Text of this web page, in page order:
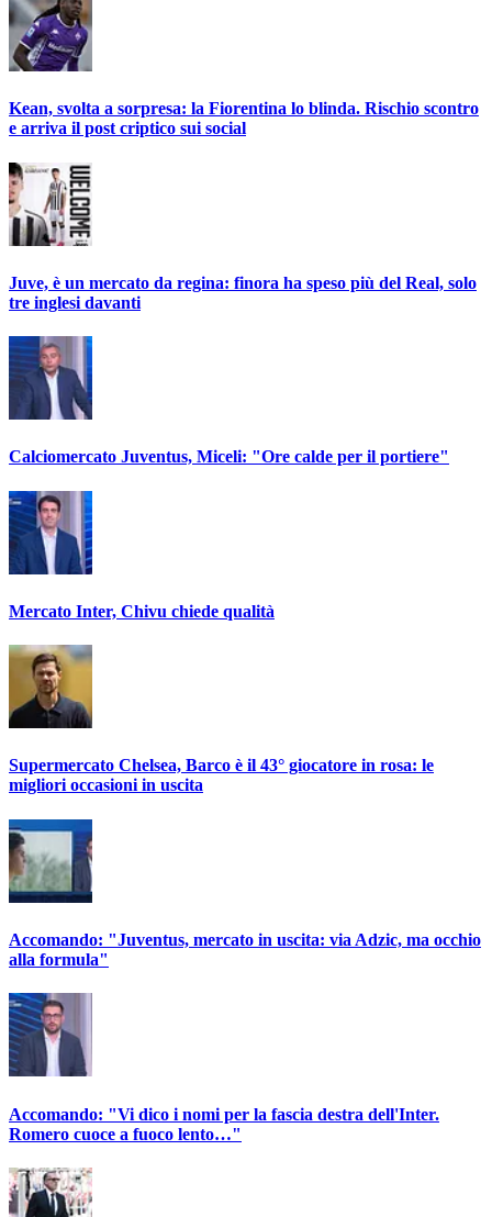
Kean, svolta a sorpresa: la Fiorentina lo blinda. Rischio scontro
e arriva il post criptico sui social
Juve, è un mercato da regina: finora ha speso più del Real, solo
tre inglesi davanti
Calciomercato Juventus, Miceli: "Ore calde per il portiere"
Mercato Inter, Chivu chiede qualità
Supermercato Chelsea, Barco è il 43° giocatore in rosa: le
migliori occasioni in uscita
Accomando: "Juventus, mercato in uscita: via Adzic, ma occhio
alla formula"
Accomando: "Vi dico i nomi per la fascia destra dell'Inter.
Romero cuoce a fuoco lento…"